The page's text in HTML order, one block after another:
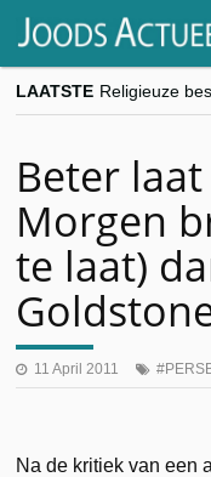
LAATSTE
Beter
Morgen
te laat)
11 April 2011
Na de kritiek van een